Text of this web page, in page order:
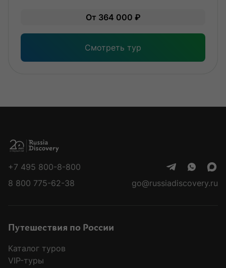
От 364 000 ₽
Смотреть тур
+7 495 800-8-800
8 800 775-62-38
go@russiadiscovery.ru
Путешествия по России
Каталог туров
VIP-туры